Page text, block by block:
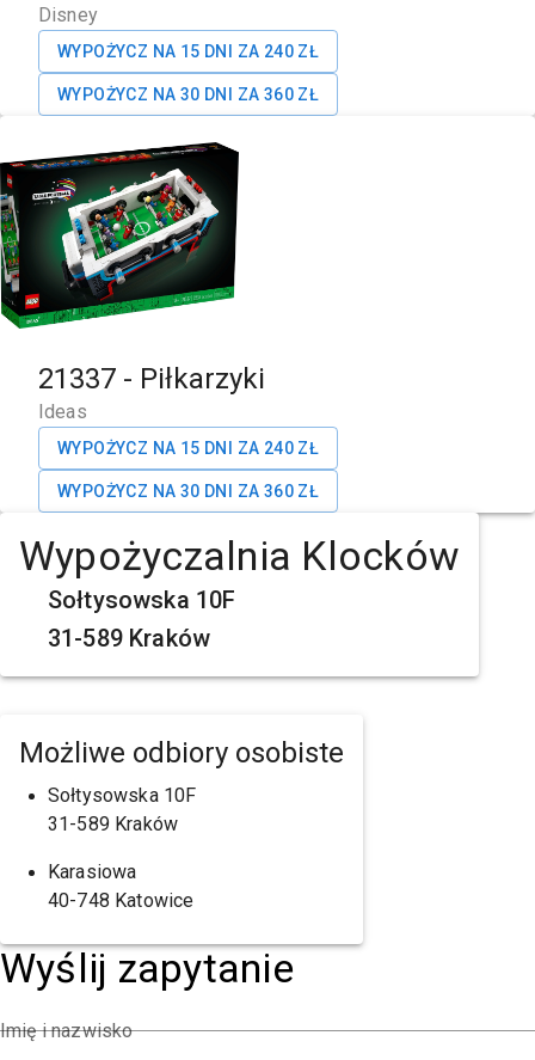
Disney
WYPOŻYCZ NA 15 DNI ZA 240 ZŁ
WYPOŻYCZ NA 30 DNI ZA 360 ZŁ
21337 - Piłkarzyki
Ideas
WYPOŻYCZ NA 15 DNI ZA 240 ZŁ
WYPOŻYCZ NA 30 DNI ZA 360 ZŁ
Wypożyczalnia Klocków
Sołtysowska 10F
31-589 Kraków
Możliwe odbiory osobiste
Sołtysowska 10F
31-589 Kraków
Karasiowa
40-748 Katowice
Wyślij zapytanie
Imię i nazwisko